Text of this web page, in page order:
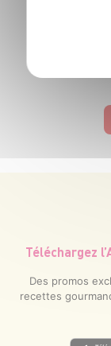
Téléchargez
Des promos
recettes